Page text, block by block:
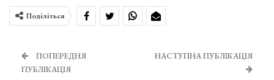
Поділіться
ПОПЕРЕДНЯ
ПУБЛІКАЦІЯ
НАСТУПНА ПУБЛІКАЦІЯ